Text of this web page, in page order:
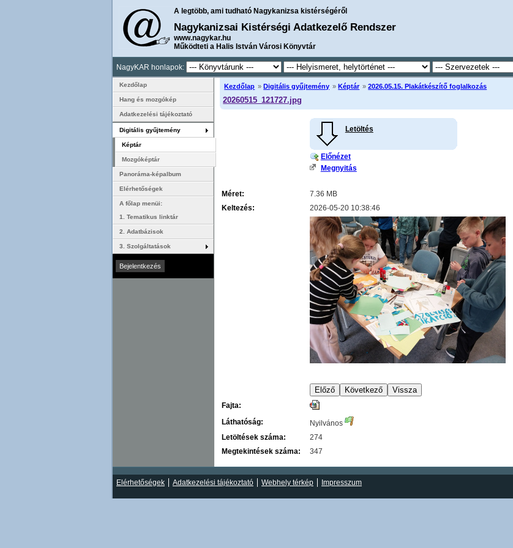
A legtöbb, ami tudható Nagykanizsa kistérségéről
Nagykanizsai Kistérségi Adatkezelő Rendszer
www.nagykar.hu
Működteti a Halis István Városi Könyvtár
NagyKAR honlapok:
Kezdőlap » Digitális gyűjtemény » Képtár »2026.05.15. Plakátkészítő foglalkozás
20260515_121727.jpg
Letöltés
Előnézet
Megnyitás
Méret:
7.36 MB
Keltezés:
2026-05-20 10:38:46
Fajta:
Láthatóság:
Nyilvános
Letöltések száma:
274
Megtekintések száma:
347
Kezdőlap
Hang és mozgókép
Adatkezelési tájékoztató
Digitális gyűjtemény
Képtár
Mozgóképtár
Panoráma-képalbum
Elérhetőségek
A főlap menüi:
1. Tematikus linktár
2. Adatbázisok
3. Szolgáltatások
Elérhetőségek Adatkezelési tájékoztató Webhely térkép Impresszum